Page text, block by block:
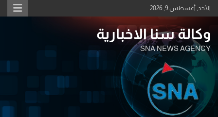
Skip
to
الأحد, أغسطس 9, 2026
وكالة سنا الاخبارية
SNA NEWS AGENCY